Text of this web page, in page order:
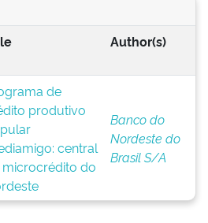
Author(s)
de
produtivo
central
do
Banco do
Nordeste do
Brasil S/A